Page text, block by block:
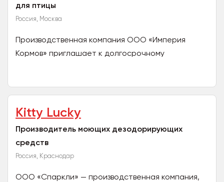
для птицы
Россия, Москва
Производственная компания ООО «Империя
Кормов» приглашает к долгосрочному
Kitty Lucky
Производитель моющих дезодорирующих
средств
Россия, Краснодар
ООО «Спаркли» — производственная компания,